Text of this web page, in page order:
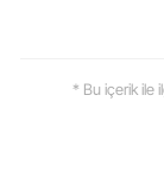
* Bu içerik ile